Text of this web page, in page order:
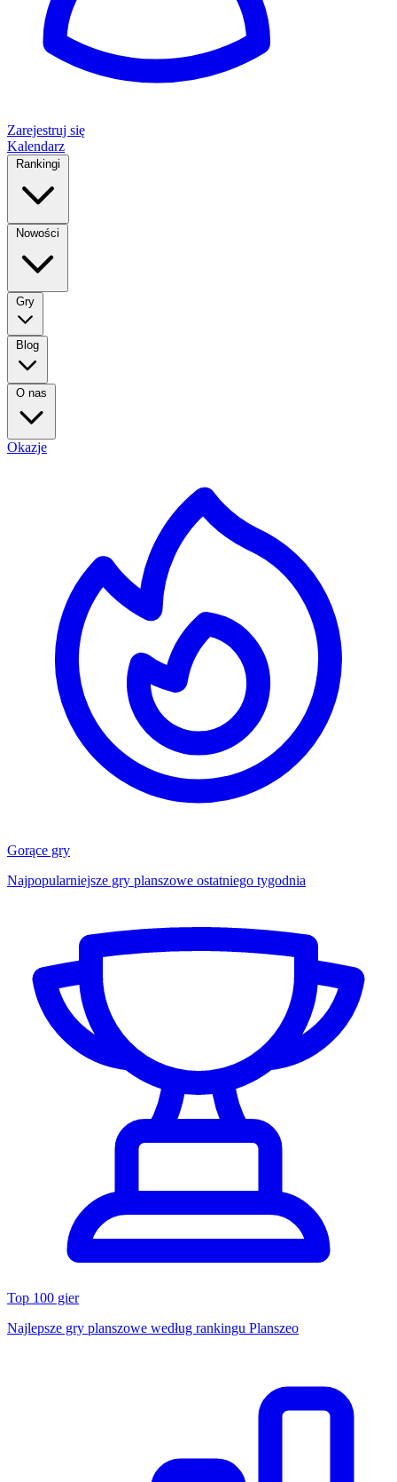
Zarejestruj się
Kalendarz
Rankingi
Nowości
Gry
Blog
O nas
Okazje
Gorące gry
Najpopularniejsze gry planszowe ostatniego tygodnia
Top 100 gier
Najlepsze gry planszowe według rankingu Planszeo